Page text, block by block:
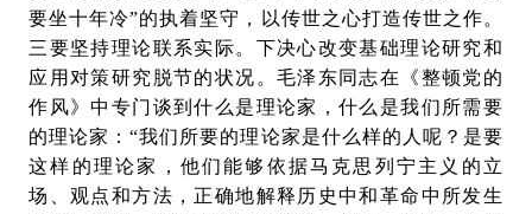
要坐十年冷”的执着坚守，以传世之心打造传世之作。
三要坚持理论联系实际。下决心改变基础理论研究和
应用对策研究脱节的状况。毛泽东同志在《整顿党的
作风》中专门谈到什么是理论家，什么是我们所需要
的理论家：“我们所要的理论家是什么样的人呢？是要
这样的理论家，他们能够依据马克思列宁主义的立
场、观点和方法，正确地解释历史中和革命中所发生